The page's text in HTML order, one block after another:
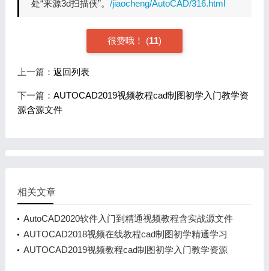
处“来源3d扫描侠”。 /jiaocheng/AutoCAD/316.html
很赞哦！ (11)
上一篇： 返回列表
下一篇： AUTOCAD2019视频教程cad制图初学入门教学资
源含源文件
相关文章
AutoCAD2020软件入门到精通视频教程含实战源文件
练习题
AUTOCAD2018视频在线教程cad制图初学精通学习
资料
AUTOCAD2019视频教程cad制图初学入门教学资源